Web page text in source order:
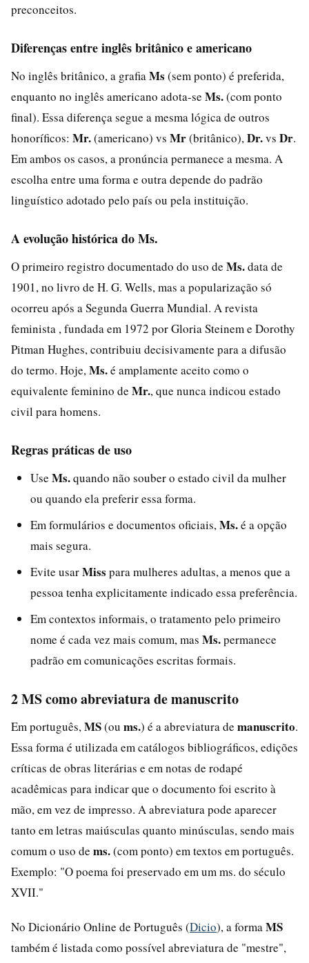
preconceitos.
Diferenças entre inglês britânico e americano
No inglês britânico, a grafia Ms (sem ponto) é preferida,
enquanto no inglês americano adota-se Ms.(com ponto
final). Essa diferença segue a mesma lógica de outros
honoríficos: Mr.(americano) vs Mr(britânico), Dr.vs Dr.
Em ambos os casos, a pronúncia permanece a mesma. A
escolha entre uma forma e outra depende do padrão
linguístico adotado pelo país ou pela instituição.
A evolução histórica do Ms.
O primeiro registro documentado do uso de Ms.data de
1901, no livro de H. G. Wells, mas a popularização só
ocorreu após a Segunda Guerra Mundial. A revista
feminista , fundada em 1972 por Gloria Steinem e Dorothy
Pitman Hughes, contribuiu decisivamente para a difusão
do termo. Hoje, Ms.é amplamente aceito como o
equivalente feminino de Mr., que nunca indicou estado
civil para homens.
Regras práticas de uso
Use Ms.quando não souber o estado civil da mulher
ou quando ela preferir essa forma.
Em formulários e documentos oficiais, Ms.é a opção
mais segura.
Evite usarMiss para mulheres adultas, a menos que a
pessoa tenha explicitamente indicado essa preferência.
Em contextos informais, o tratamento pelo primeiro
nome é cada vez mais comum, mas Ms.permanece
padrão em comunicações escritas formais.
2 MS como abreviatura de manuscrito
Em português, MS(ou ms.) é a abreviatura de manuscrito.
Essa forma é utilizada em catálogos bibliográficos, edições
críticas de obras literárias e em notas de rodapé
acadêmicas para indicar que o documento foi escrito à
mão, em vez de impresso. A abreviatura pode aparecer
tanto em letras maiúsculas quanto minúsculas, sendo mais
comum o uso de ms.(com ponto) em textos em português.
Exemplo: "O poema foi preservado em um ms. do século
XVII."
No Dicionário Online de Português (Dicio), a forma MS
também é listada como possível abreviatura de "mestre",